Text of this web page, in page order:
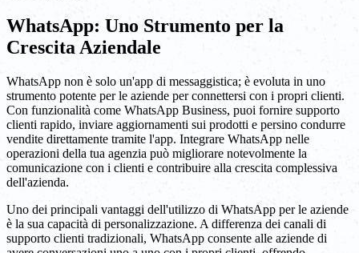
WhatsApp: Uno Strumento per la
Crescita Aziendale
WhatsApp non è solo un'app di messaggistica; è evoluta in uno
strumento potente per le aziende per connettersi con i propri clienti.
Con funzionalità come WhatsApp Business, puoi fornire supporto
clienti rapido, inviare aggiornamenti sui prodotti e persino condurre
vendite direttamente tramite l'app. Integrare WhatsApp nelle
operazioni della tua agenzia può migliorare notevolmente la
comunicazione con i clienti e contribuire alla crescita complessiva
dell'azienda.
Uno dei principali vantaggi dell'utilizzo di WhatsApp per le aziende
è la sua capacità di personalizzazione. A differenza dei canali di
supporto clienti tradizionali, WhatsApp consente alle aziende di